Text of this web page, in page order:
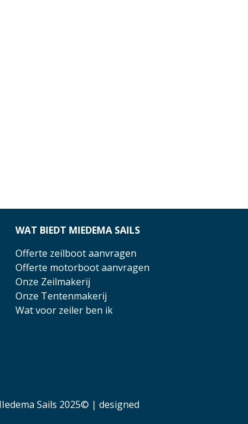
WAT BIEDT MIEDEMA SAILS
Offerte zeilboot aanvragen
Offerte motorboot aanvragen
Onze Zeilmakerij
Onze Tentenmakerij
Wat voor zeiler ben ik
Sails 2025© | designed